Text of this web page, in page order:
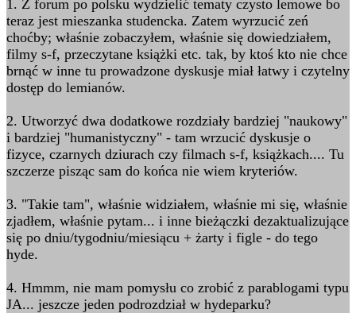
1. Z forum po polsku wydzielić tematy czysto lemowe bo
teraz jest mieszanka studencka. Zatem wyrzucić zeń
choćby; właśnie zobaczyłem, właśnie się dowiedziałem,
filmy s-f, przeczytane książki etc. tak, by ktoś kto nie chce
brnąć w inne tu prowadzone dyskusje miał łatwy i czytelny
dostęp do lemianów.
2. Utworzyć dwa dodatkowe rozdziały bardziej "naukowy"
i bardziej "humanistyczny" - tam wrzucić dyskusje o
fizyce, czarnych dziurach czy filmach s-f, książkach.... Tu
szczerze pisząc sam do końca nie wiem kryteriów.
3. "Takie tam", właśnie widziałem, właśnie mi się, właśnie
zjadłem, właśnie pytam... i inne bieżączki dezaktualizujące
się po dniu/tygodniu/miesiącu + żarty i figle - do tego
hyde.
4. Hmmm, nie mam pomysłu co zrobić z parablogami typu
JA... jeszcze jeden podrozdział w hydeparku?